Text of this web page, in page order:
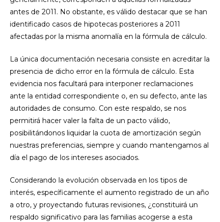
antes de 2011. No obstante, es válido destacar que se han
identificado casos de hipotecas posteriores a 2011
afectadas por la misma anomalía en la fórmula de cálculo.
La única documentación necesaria consiste en acreditar la
presencia de dicho error en la fórmula de cálculo. Esta
evidencia nos facultará para interponer reclamaciones
ante la entidad correspondiente o, en su defecto, ante las
autoridades de consumo. Con este respaldo, se nos
permitirá hacer valer la falta de un pacto válido,
posibilitándonos liquidar la cuota de amortización según
nuestras preferencias, siempre y cuando mantengamos al
día el pago de los intereses asociados.
Considerando la evolución observada en los tipos de
interés, específicamente el aumento registrado de un año
a otro, y proyectando futuras revisiones, ¿constituirá un
respaldo significativo para las familias acogerse a esta